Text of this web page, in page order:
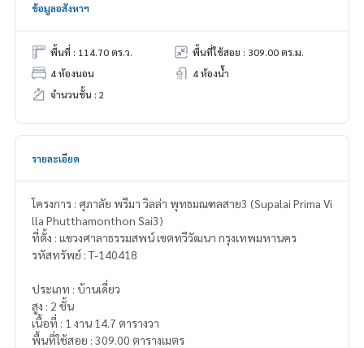
ข้อมูลอสังหาฯ
พื้นที่ : 114.70 ตร.ว.
พื้นที่ใช้สอย : 309.00 ตร.ม.
4 ห้องนอน
4 ห้องน้ำ
จำนวนชั้น : 2
รายละเอียด
โครงการ : ศุภาลัย พรีมา วิลล่า พุทธมณฑลสาย3 (Supalai Prima Vi
lla Phutthamonthon Sai3)
ที่ตั้ง : แขวงศาลาธรรมสพน์ เขตทวีวัฒนา กรุงเทพมหานคร
รหัสทรัพย์ : T-140418
ประเภท : บ้านเดี่ยว
สูง : 2 ชั้น
เนื้อที่ : 1 งาน 14.7 ตารางวา
พื้นที่ใช้สอย : 309.00 ตารางเมตร